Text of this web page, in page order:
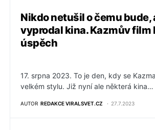
Nikdo netušil o čemu bude,
vyprodal kina. Kazmův film
úspěch
17. srpna 2023. To je den, kdy se
velkém stylu. Již nyní ale některá kina…
AUTOR REDAKCE VIRALSVET.CZ 27.7.2023